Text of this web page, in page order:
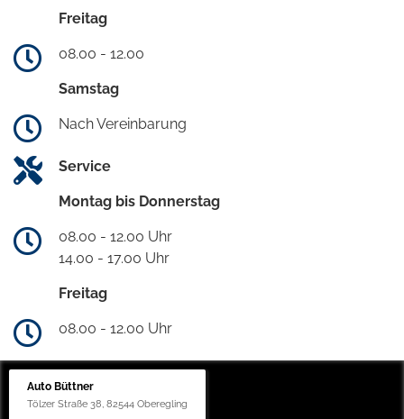
Freitag
08.00 - 12.00
Samstag
Nach Vereinbarung
Service
Montag bis Donnerstag
08.00 - 12.00 Uhr
14.00 - 17.00 Uhr
Freitag
08.00 - 12.00 Uhr
Auto Büttner
Tölzer Straße 38, 82544 Oberegling